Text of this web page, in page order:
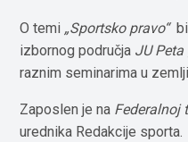
O temi „Sportsko pravo“
izbornog područja JU
raznim seminarima u
Zaposlen je na Federalnoj
urednika Redakcije sporta.